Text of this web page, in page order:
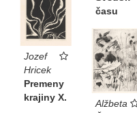
času
Jozef
Hricek
Premeny
krajiny X.
Alžbeta